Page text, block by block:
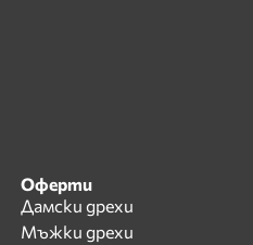
Оферти
Дамски дрехи
Мъжки дрехи